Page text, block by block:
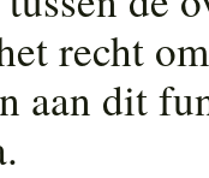
recht
aan dit